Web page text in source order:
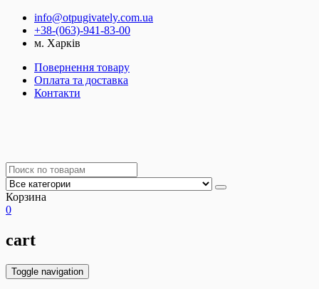
info@otpugivately.com.ua
+38-(063)-941-83-00
м. Харків
Повернення товару
Оплата та доставка
Контакти
Корзина
0
cart
Toggle navigation